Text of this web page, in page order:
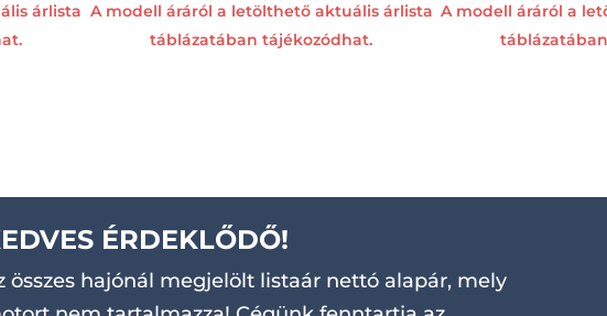
árlista A modell áráról a letölthető aktuális árlista
táblázatában tájékozódhat.
A modell áráról a
ÉRDEKLŐDŐ!
összes hajónál megjelölt listaár nettó alapár, mely